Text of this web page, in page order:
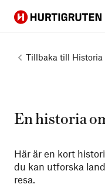
Hurtigruten
Tillbaka till
En historia
Här är en kort
du kan utforska
resa.